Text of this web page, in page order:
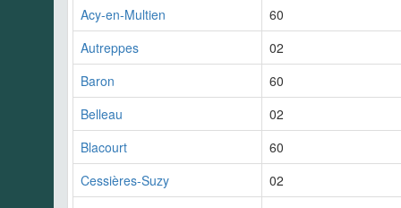
Acy-en-Multien
60
Autreppes
02
Baron
60
Belleau
02
Blacourt
60
Cessières-Suzy
02